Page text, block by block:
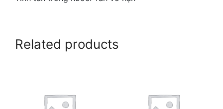
Related products